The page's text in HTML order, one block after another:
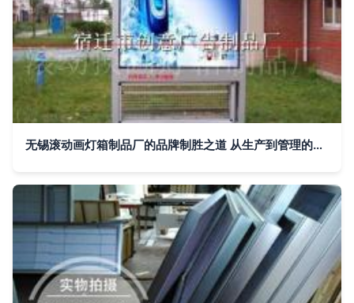
无锡滚动画灯箱制品厂的品牌制胜之道 从生产到管理的一站式解读